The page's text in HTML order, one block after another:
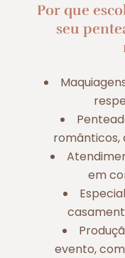
Por que
seu
românticos,
em
evento,